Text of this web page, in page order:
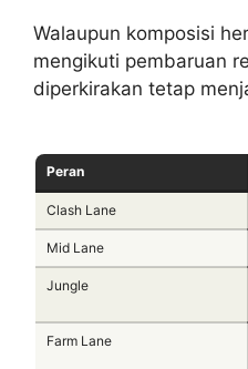
Walaupun komposisi
mengikuti pembaruan
diperkirakan tetap
Peran
Clash Lane
Mid Lane
Jungle
Farm Lane